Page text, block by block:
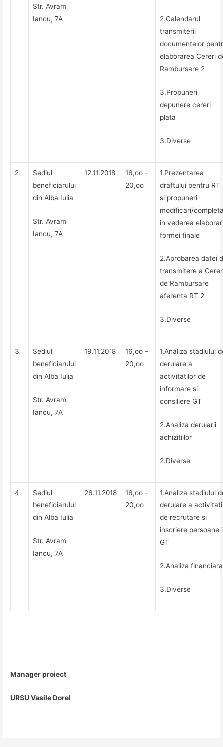
Str. Avram
Iancu, 7A
2.Calendarul
transmiterii
documentelor
elaborarea Cereri
Rambursare 2
3.Propuneri
depunere cereri
plata
3.Diverse
2
Sediul
beneficiarului
din Alba Iulia
Str. Avram
Iancu, 7A
12.11.2018
16,oo –
20,oo
1.Prezentarea
draftului pentru RT
si propuneri
modificari/
in vederea
formei finale
2.Aprobarea datei
transmitere a
de Rambursare
aferenta RT 2
3.Diverse
3
Sediul
beneficiarului
din Alba Iulia
Str. Avram
Iancu, 7A
19.11.2018
16,oo –
20,oo
1.Analiza stadiului
derulare a
activitatilor de
informare si
consiliere GT
2.Analiza derularii
achizitiilor
2.Diverse
4
Sediul
beneficiarului
din Alba Iulia
Str. Avram
Iancu, 7A
26.11.2018
16,oo –
20,oo
1.Analiza stadiului
derulare a
de recrutare si
inscriere persoane
GT
2.Analiza financiara
3.Diverse
Manager proiect
URSU Vasile Dorel